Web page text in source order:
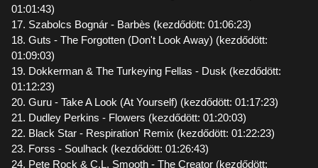
01:01:43)
17. Szabolcs Bognár - Barbès (kezdődött: 01:06:23)
18. Guts - The Forgotten (Don't Look Away) (kezdődött:
01:09:03)
19. Dokkerman & The Turkeying Fellas - Dusk (kezdődött:
01:12:23)
20. Guru - Take A Look (At Yourself) (kezdődött: 01:17:23)
21. Dudley Perkins - Flowers (kezdődött: 01:20:03)
22. Black Star - Respiration' Remix (kezdődött: 01:22:23)
23. Forss - Soulhack (kezdődött: 01:26:43)
24. Pete Rock & C.L. Smooth - The Creator (kezdődött: